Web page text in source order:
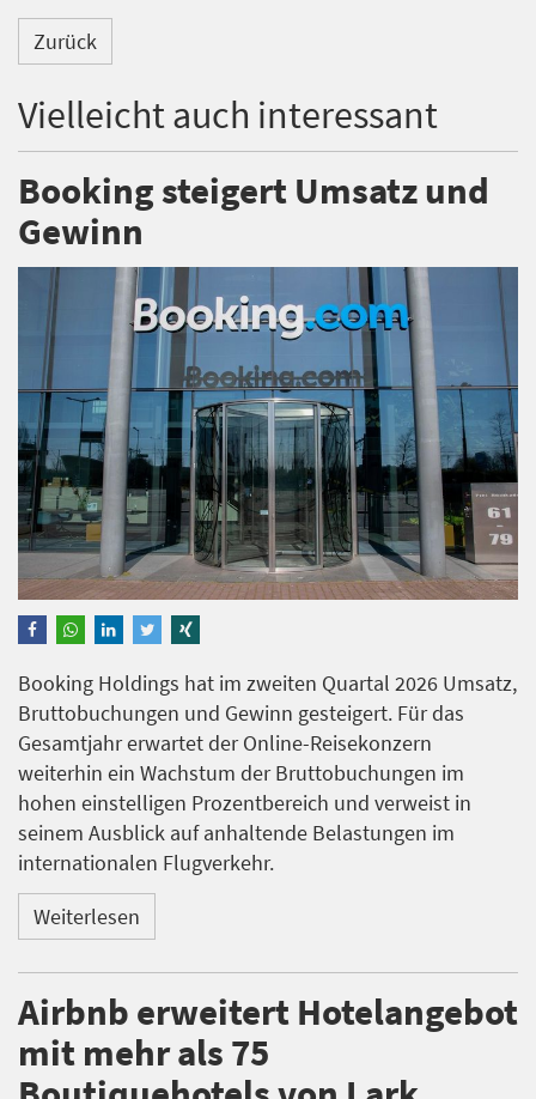
Zurück
Vielleicht auch interessant
Booking steigert Umsatz und
Gewinn
Booking Holdings hat im zweiten Quartal 2026 Umsatz,
Bruttobuchungen und Gewinn gesteigert. Für das
Gesamtjahr erwartet der Online-Reisekonzern
weiterhin ein Wachstum der Bruttobuchungen im
hohen einstelligen Prozentbereich und verweist in
seinem Ausblick auf anhaltende Belastungen im
internationalen Flugverkehr.
Weiterlesen
Airbnb erweitert Hotelangebot
mit mehr als 75